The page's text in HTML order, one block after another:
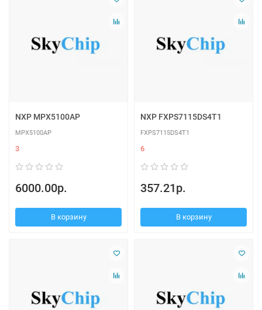
NXP MPX5100AP
MPX5100AP
3
6000.00р.
В корзину
NXP FXPS7115DS4T1
FXPS7115DS4T1
6
357.21р.
В корзину